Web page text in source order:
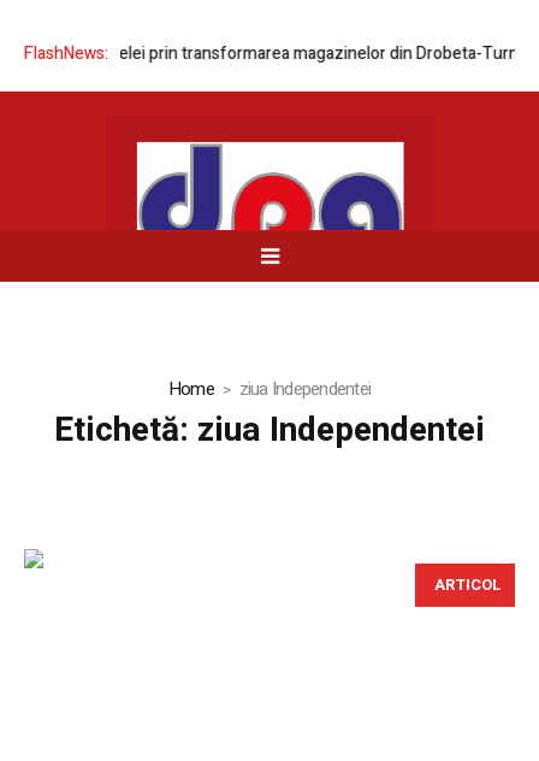
FlashNews:
rețelei prin transformarea magazinelor din Drobeta-Turnu
Home ziua Independentei
Etichetă: ziua Independentei
ARTICOL